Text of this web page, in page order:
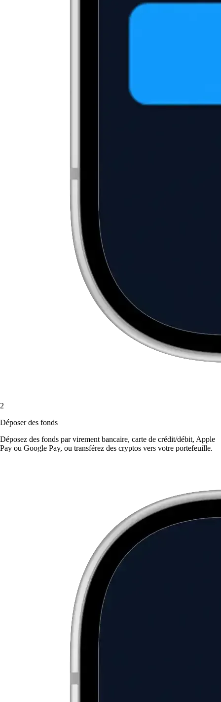
2
Déposer des fonds
Déposez des fonds par virement bancaire, carte de crédit/débit, Apple
Pay ou Google Pay, ou transférez des cryptos vers votre portefeuille.